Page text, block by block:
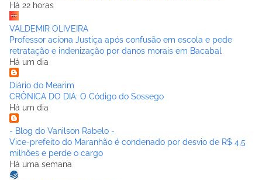
Há 22 horas
VALDEMIR OLIVEIRA
Professor aciona Justiça após confusão em escola e pede
retratação e indenização por danos morais em Bacabal
Há um dia
Diário do Mearim
CRÔNICA DO DIA: O Código do Sossego
Há um dia
- Blog do Vanilson Rabelo -
Vice-prefeito do Maranhão é condenado por desvio de R$ 4,5
milhões e perde o cargo
Há uma semana